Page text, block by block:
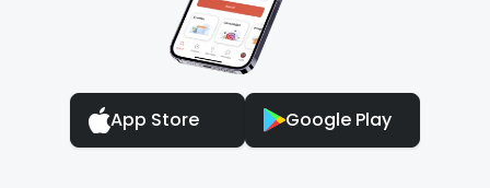
App Store Google Play